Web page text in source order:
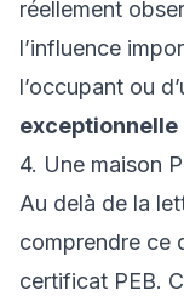
réellement
l’influence
l’occupant ou
exceptionnelle
4. Une maison
Au delà de la
comprendre ce
certificat PEB.